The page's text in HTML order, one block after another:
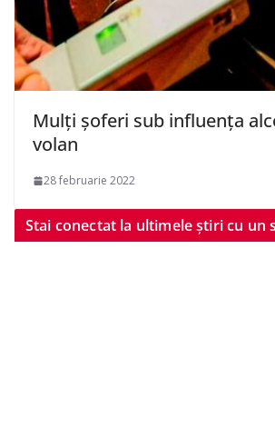
Mulți șoferi sub influența
volan
28 februarie 2022
Stai conectat la ultimele știri cu un